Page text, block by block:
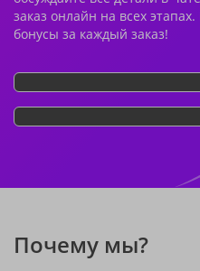
заказ онлайн на всех
бонусы за каждый заказ!
Почему мы?